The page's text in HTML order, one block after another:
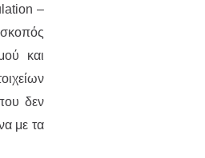
–
σκοπός
και
δεν
με τα